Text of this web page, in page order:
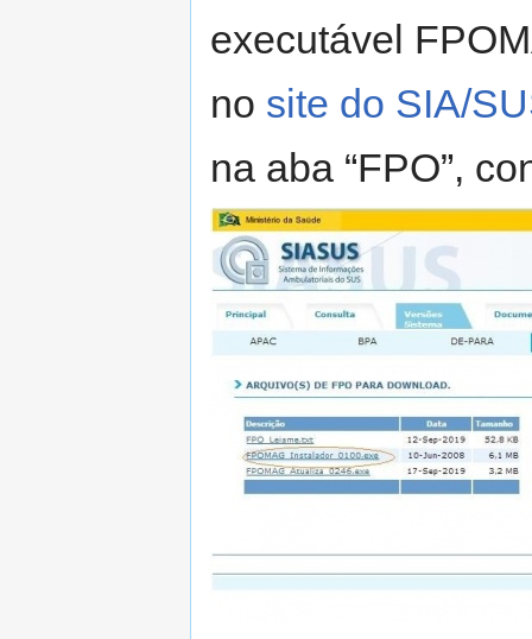
executável
no site do SIA/
na aba “FPO”,